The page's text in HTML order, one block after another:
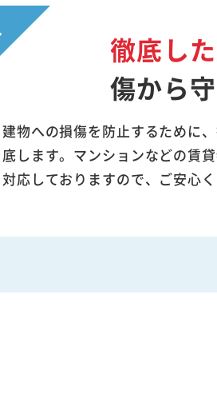
徹底し
傷から
建物への損傷を防止するために
底します。マンションなどの賃
対応しておりますので、ご安心く